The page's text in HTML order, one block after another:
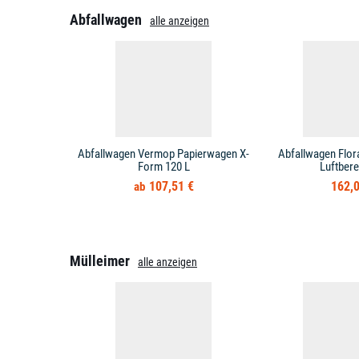
Abfallwagen alle anzeigen
Abfallwagen Vermop Papierwagen X-
Form 120 L
107,51 €
Abfallwagen
Mülleimer alle anzeigen